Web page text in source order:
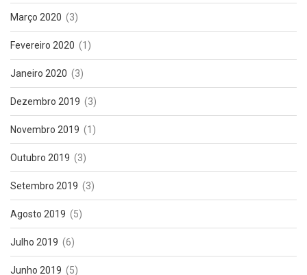
Março 2020 (3)
Fevereiro 2020 (1)
Janeiro 2020 (3)
Dezembro 2019 (3)
Novembro 2019 (1)
Outubro 2019 (3)
Setembro 2019 (3)
Agosto 2019 (5)
Julho 2019 (6)
Junho 2019 (5)